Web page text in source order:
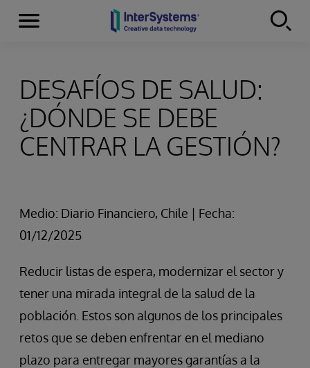
Skip to content
Secciones
DESAFÍOS DE SALUD:
¿DÓNDE SE DEBE
CENTRAR LA GESTIÓN?
Medio: Diario Financiero, Chile | Fecha:
01/12/2025
Reducir listas de espera, modernizar el sector y
tener una mirada integral de la salud de la
población. Estos son algunos de los principales
retos que se deben enfrentar en el mediano
plazo para entregar mayores garantías a la